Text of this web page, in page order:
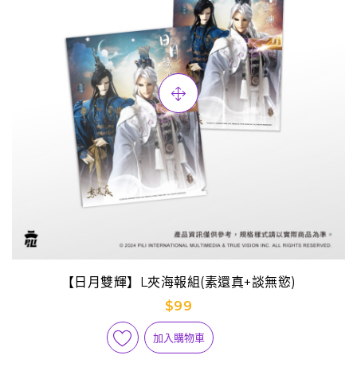
【日月雙輝】L夾海報組(素還真+談無慾)
$99
加入購物車